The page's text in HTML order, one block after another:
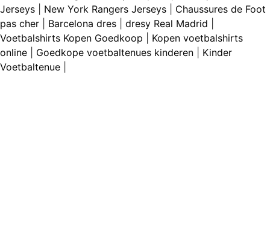
Jerseys
New York Rangers Jerseys
Chaussures de Foot
pas cher
Barcelona dres dresy Real Madrid
Voetbalshirts Kopen Goedkoop
Kopen voetbalshirts
online
Goedkope voetbaltenues kinderen
Kinder
Voetbaltenue